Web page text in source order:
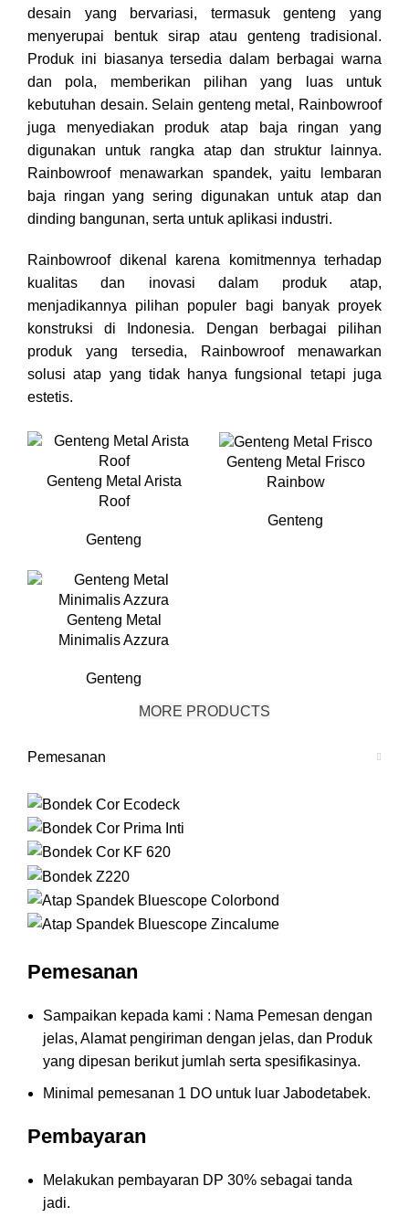
desain yang bervariasi, termasuk genteng yang
menyerupai bentuk sirap atau genteng tradisional.
Produk ini biasanya tersedia dalam berbagai warna
dan pola, memberikan pilihan yang luas untuk
kebutuhan desain. Selain genteng metal, Rainbowroof
juga menyediakan produk atap baja ringan yang
digunakan untuk rangka atap dan struktur lainnya.
Rainbowroof menawarkan spandek, yaitu lembaran
baja ringan yang sering digunakan untuk atap dan
dinding bangunan, serta untuk aplikasi industri.
Rainbowroof dikenal karena komitmennya terhadap
kualitas dan inovasi dalam produk atap,
menjadikannya pilihan populer bagi banyak proyek
konstruksi di Indonesia. Dengan berbagai pilihan
produk yang tersedia, Rainbowroof menawarkan
solusi atap yang tidak hanya fungsional tetapi juga
estetis.
Genteng Metal Arista
Roof
Genteng
Genteng Metal Frisco
Rainbow
Genteng
Genteng Metal
Minimalis Azzura
Genteng
MORE PRODUCTS
Pemesanan
Pemesanan
Sampaikan kepada kami : Nama Pemesan dengan
jelas, Alamat pengiriman dengan jelas, dan Produk
yang dipesan berikut jumlah serta spesifikasinya.
Minimal pemesanan 1 DO untuk luar Jabodetabek.
Pembayaran
Melakukan pembayaran DP 30% sebagai tanda
jadi.